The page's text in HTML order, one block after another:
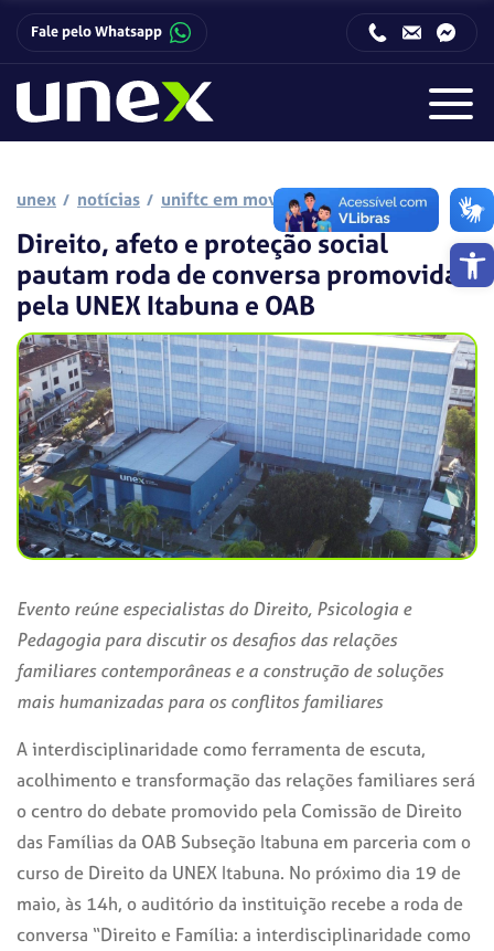
Barra
Fale pelo Whatsapp
unex notícias uniftc em movimento
Direito, afeto e proteção social
pautam roda de conversa promovida
pela UNEX Itabuna e OAB
Evento reúne especialistas do Direito, Psicologia e
Pedagogia para discutir os desafios das relações
familiares contemporâneas e a construção de soluções
mais humanizadas para os conflitos familiares
A interdisciplinaridade como ferramenta de escuta,
acolhimento e transformação das relações familiares será
o centro do debate promovido pela Comissão de Direito
das Famílias da OAB Subseção Itabuna em parceria com o
curso de Direito da UNEX Itabuna. No próximo dia 19 de
maio, às 14h, o auditório da instituição recebe a roda de
conversa “Direito e Família: a interdisciplinaridade como